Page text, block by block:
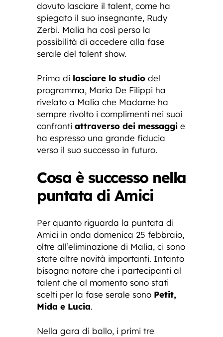
dovuto lasciare il talent, come ha
spiegato il suo insegnante, Rudy
Zerbi. Malia ha così perso la
possibilità di accedere alla fase
serale del talent show.
Prima di lasciare lo studio del
programma, Maria De Filippi ha
rivelato a Malia che Madame ha
sempre rivolto i complimenti nei suoi
confronti attraverso dei messaggi e
ha espresso una grande fiducia
verso il suo successo in futuro.
Cosa è successo nella
puntata di Amici
Per quanto riguarda la puntata di
Amici in onda domenica 25 febbraio,
oltre all’eliminazione di Malia, ci sono
state altre novità importanti. Intanto
bisogna notare che i partecipanti al
talent che al momento sono stati
scelti per la fase serale sono Petit,
Mida e Lucia.
Nella gara di ballo, i primi tre